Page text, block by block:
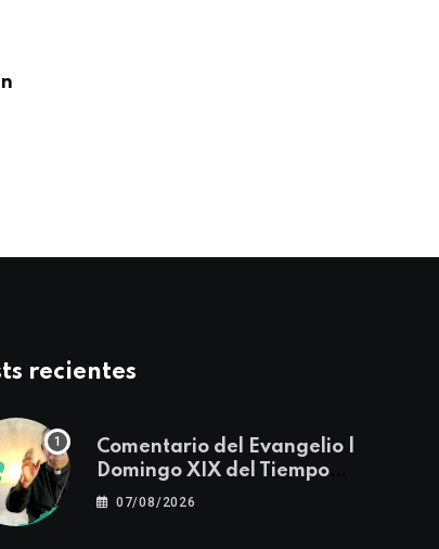
recientes
Comentario del Evangelio |
Domingo XIX del Tiempo
Ordinario | Mateo 14, 22-23
07/08/2026